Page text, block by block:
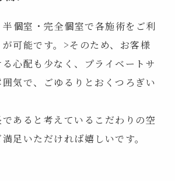
個室・完全個室で各施術をご利
可能です。>そのため、お客様
心配も少なく、プライベートサ
気で、ごゆるりとおくつろぎい
あると考えているこだわりの空
足いただければ嬉しいです。